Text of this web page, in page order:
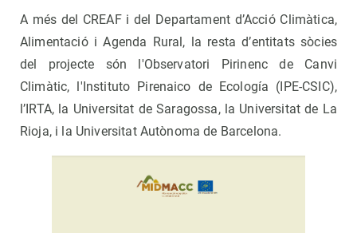
A més del CREAF i del Departament d’Acció Climàtica,
Alimentació i Agenda Rural, la resta d’entitats sòcies
del projecte són l'Observatori Pirinenc de Canvi
Climàtic, l'Instituto Pirenaico de Ecología (IPE-CSIC),
l’IRTA, la Universitat de Saragossa, la Universitat de La
Rioja, i la Universitat Autònoma de Barcelona.